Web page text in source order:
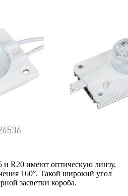
R20 имеют оптическую линзу,
160°. Такой широкий угол
засветки короба.